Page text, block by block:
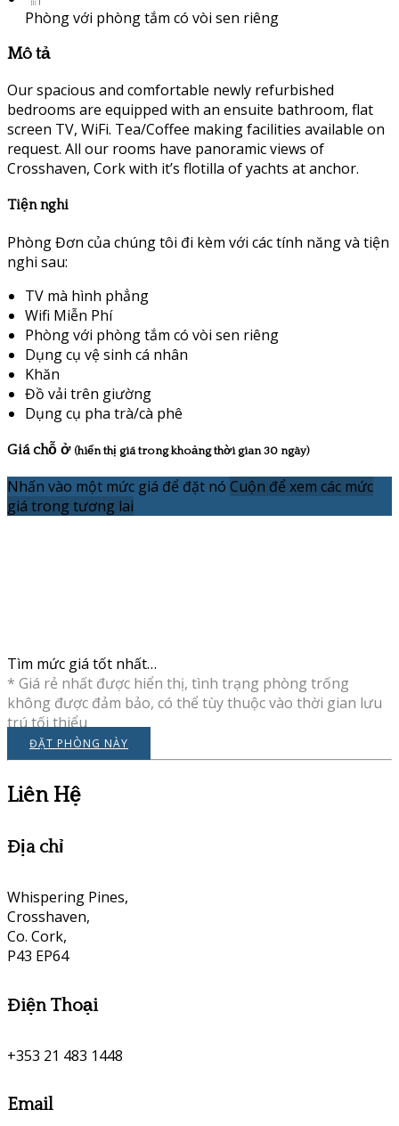
Phòng với phòng tắm có vòi sen riêng
Mô tả
Our spacious and comfortable newly refurbished
bedrooms are equipped with an ensuite bathroom, flat
screen TV, WiFi. Tea/Coffee making facilities available on
request. All our rooms have panoramic views of
Crosshaven, Cork with it’s flotilla of yachts at anchor.
Tiện nghi
Phòng Đơn của chúng tôi đi kèm với các tính năng và tiện
nghi sau:
TV mà hình phẳng
Wifi Miễn Phí
Phòng với phòng tắm có vòi sen riêng
Dụng cụ vệ sinh cá nhân
Khăn
Đồ vải trên giường
Dụng cụ pha trà/cà phê
Giá chỗ ở (hiển thị giá trong khoảng thời gian 30 ngày)
Nhấn vào một mức giá để đặt nó Cuộn để xem các mức
giá trong tương lai
Tìm mức giá tốt nhất…
* Giá rẻ nhất được hiển thị, tình trạng phòng trống
không được đảm bảo, có thể tùy thuộc vào thời gian lưu
trú tối thiểu
ĐẶT PHÒNG NÀY
Liên Hệ
Địa chỉ
Whispering Pines,
Crosshaven,
Co. Cork,
P43 EP64
Điện Thoại
+353 21 483 1448
Email